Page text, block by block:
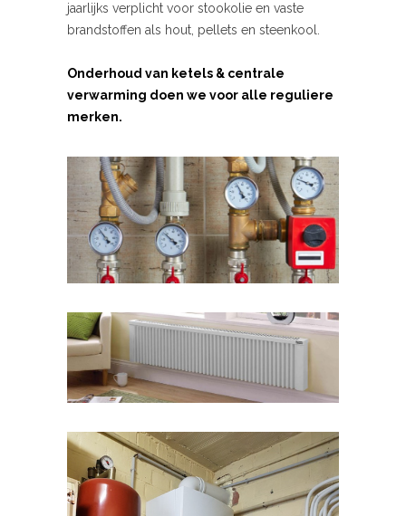
jaarlijks verplicht voor stookolie en vaste
brandstoffen als hout, pellets en steenkool.
Onderhoud van ketels & centrale
verwarming doen we voor alle reguliere
merken.